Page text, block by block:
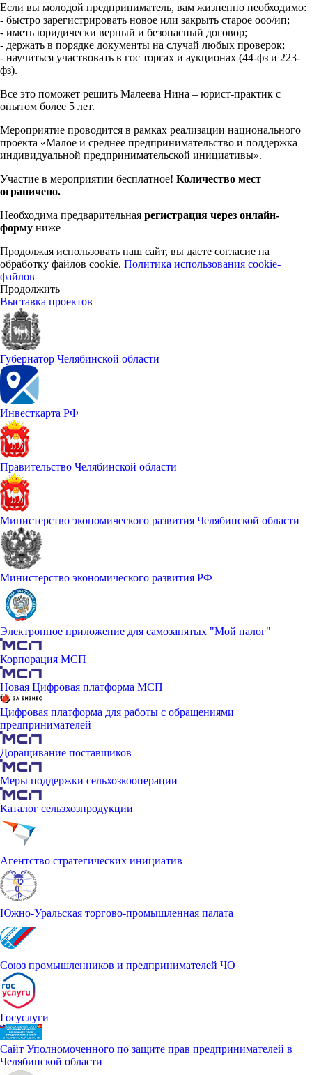
Если вы молодой предприниматель, вам жизненно необходимо:
- быстро зарегистрировать новое или закрыть старое ооо/ип;
- иметь юридически верный и безопасный договор;
- держать в порядке документы на случай любых проверок;
- научиться участвовать в гос торгах и аукционах (44-фз и 223-
фз).
Все это поможет решить Малеева Нина – юрист-практик с
опытом более 5 лет.
Мероприятие проводится в рамках реализации национального
проекта «Малое и среднее предпринимательство и поддержка
индивидуальной предпринимательской инициативы».
Участие в мероприятии бесплатное! Количество мест
ограничено.
Необходима предварительная регистрация через онлайн-
форму ниже
Продолжая использовать наш сайт, вы даете согласие на
обработку файлов cookie. Политика использования cookie-
файлов
Продолжить
Выставка проектов
Губернатор Челябинской области
Инвесткарта РФ
Правительство Челябинской области
Министерство экономического развития Челябинской области
Министерство экономического развития РФ
Электронное приложение для самозанятых "Мой налог"
Корпорация МСП
Новая Цифровая платформа МСП
Цифровая платформа для работы с обращениями
предпринимателей
Доращивание поставщиков
Меры поддержки сельхозкооперации
Каталог сельзхозпродукции
Агентство стратегических инициатив
Южно-Уральская торгово-промышленная палата
Союз промышленников и предпринимателей ЧО
Госуслуги
Сайт Уполномоченного по защите прав предпринимателей в
Челябинской области